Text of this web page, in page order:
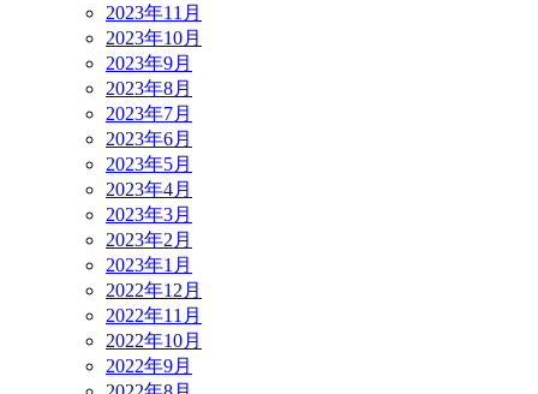
2023年11月
2023年10月
2023年9月
2023年8月
2023年7月
2023年6月
2023年5月
2023年4月
2023年3月
2023年2月
2023年1月
2022年12月
2022年11月
2022年10月
2022年9月